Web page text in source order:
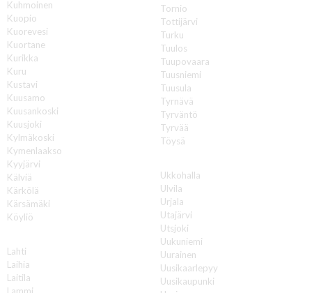
Kuhmoinen
Kuopio
Kuorevesi
Kuortane
Kurikka
Kuru
Kustavi
Kuusamo
Kuusankoski
Kuusjoki
Kylmäkoski
Kymenlaakso
Kyyjärvi
Kälviä
Kärkölä
Kärsämäki
Köyliö
Lahti
Laihia
Laitila
Tornio
Tottijärvi
Turku
Tuulos
Tuupovaara
Tuusniemi
Tuusula
Tyrnävä
Tyrväntö
Tyrvää
Töysä
Ukkohalla
Ulvila
Urjala
Utajärvi
Utsjoki
Uukuniemi
Uurainen
Uusikaarlepyy
Uusikaupunki